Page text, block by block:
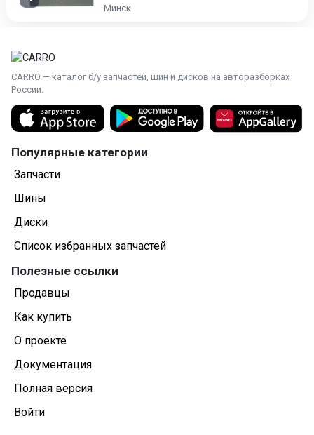
Минск
CARRO — каталог б/у запчастей, шин и дисков на авторазборках
России.
Популярные категории
Запчасти
Шины
Диски
Список избранных запчастей
Полезные ссылки
Продавцы
Как купить
О проекте
Документация
Полная версия
Войти